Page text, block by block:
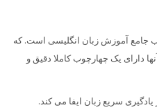
جامع آموزش زبان انگلیسی است. که
دارای یک چهارچوب کاملا دقیق و
سریع زبان ایفا می کند.